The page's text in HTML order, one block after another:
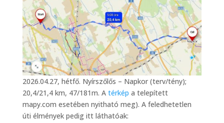
2026.04.27, hétfő. Nyírszőlős – Napkor (terv/tény);
20,4/21,4 km, 47/181m. A térkép a telepített
mapy.com esetében nyitható meg). A feledhetetlen
úti élmények pedig itt láthatóak: